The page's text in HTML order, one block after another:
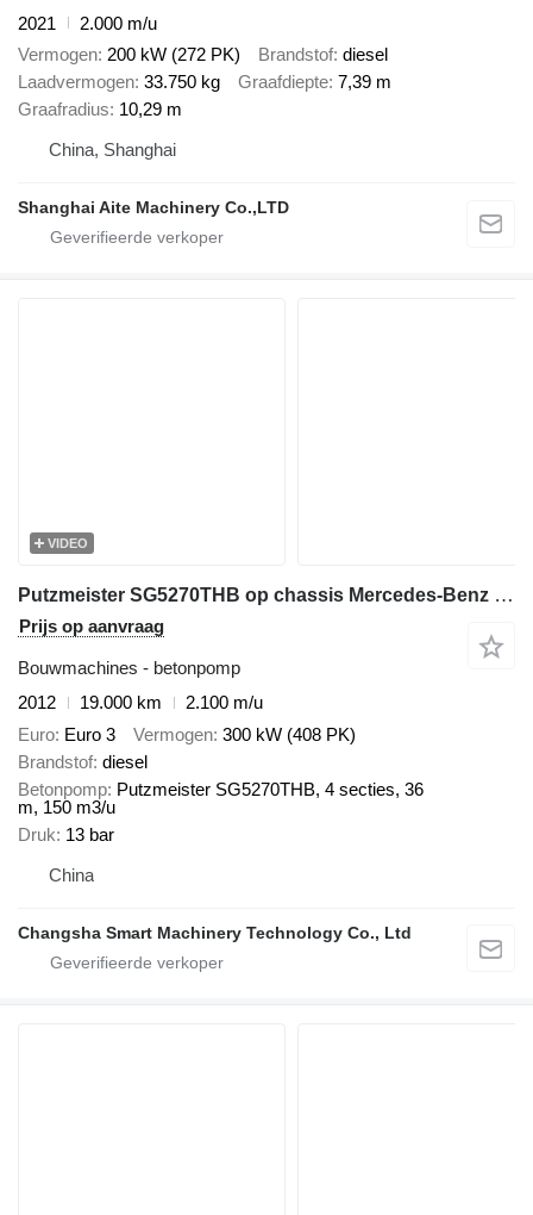
2021
2.000 m/u
Vermogen 200 kW (272 PK) Brandstof diesel
Laadvermogen 33.750 kg Graafdiepte 7,39 m
Graafradius 10,29 m
China, Shanghai
Shanghai Aite Machinery Co.,LTD
VIDEO
Putzmeister SG5270THB op chassis Mercedes-Benz Putzmeister concrete pump 36m on benz euro 3
Prijs op aanvraag
Bouwmachines - betonpomp
2012
19.000 km
2.100 m/u
Euro Euro 3 Vermogen 300 kW (408 PK)
Brandstof diesel
Betonpomp Putzmeister SG5270THB, 4 secties, 36
m, 150 m3/u
Druk 13 bar
China
Changsha Smart Machinery Technology Co., Ltd